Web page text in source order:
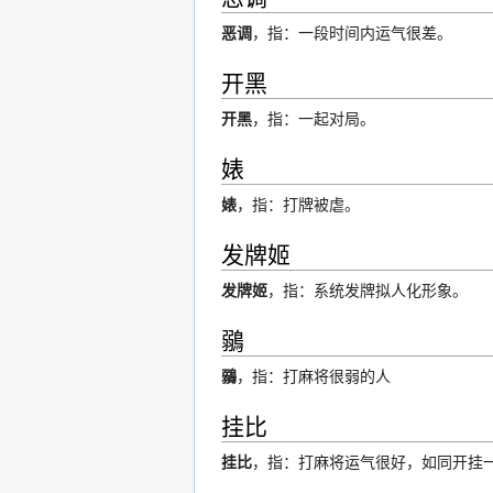
恶调 ，指：一段时间内运气很差。
开黑
开黑，指：一起对局。
婊
婊，指：打牌被虐。
发牌姬
发牌姬，指：系统发牌拟人化形象。
鶸
鶸，指：打麻将很弱的人
挂比
挂比，指：打麻将运气很好，如同开挂